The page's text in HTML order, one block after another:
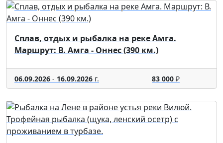
Сплав, отдых и рыбалка на реке Амга.
Маршрут: В. Амга - Оннес (390 км.)
06.09.2026 - 16.09.2026 г. 83 000₽